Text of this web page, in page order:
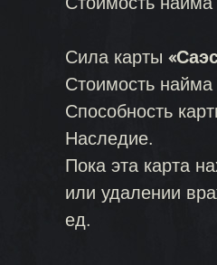
Стоимость найма
Сила карты
Стоимость найма
Способность
Наследие.
Пока эта карта
или удалении
ед.